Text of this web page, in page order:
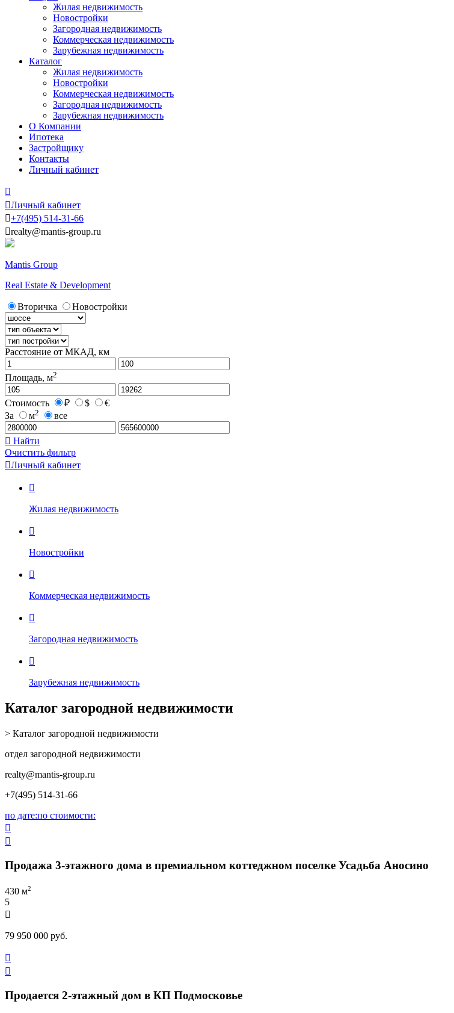
Жилая недвижимость
Новостройки
Загородная недвижимость
Коммерческая недвижимость
Зарубежная недвижимость
Каталог
Жилая недвижимость
Новостройки
Коммерческая недвижимость
Загородная недвижимость
Зарубежная недвижимость
О Компании
Ипотека
Застройщику
Контакты
Личный кабинет

Личный кабинет
+7(495) 514-31-66
realty@mantis-group.ru
Mantis Group
Real Estate & Development
Вторичка Новостройки
Расстояние от МКАД, км
Площадь, м2
Стоимость ₽ $
€
За
м2 все
 Найти
Очистить фильтр
Личный кабинет

Жилая недвижимость

Новостройки

Коммерческая недвижимость

Загородная недвижимость

Зарубежная недвижимость
Каталог загородной недвижимости
> Каталог загородной недвижимости
отдел загородной недвижимости
realty@mantis-group.ru
+7(495) 514-31-66
по дате:по стоимости:


Продажа 3-этажного дома в премиальном коттеджном поселке Усадьба Аносино
430 м2
5

79 950 000 руб.


Продается 2-этажный дом в КП Подмосковье